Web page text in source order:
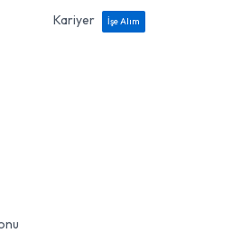
Kariyer
İşe Alım